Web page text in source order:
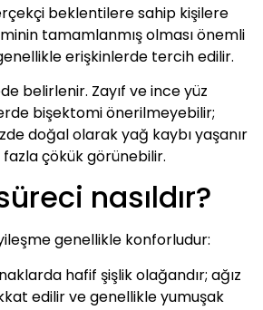
beklentilere sahip kişilere
tamamlanmış olması önemli
erişkinlerde tercih edilir.
belirlenir. Zayıf ve ince yüz
bişektomi önerilmeyebilir;
doğal olarak yağ kaybı yaşanır
çökük görünebilir.
nasıldır?
genellikle konforludur:
hafif şişlik olağandır; ağız
edilir ve genellikle yumuşak